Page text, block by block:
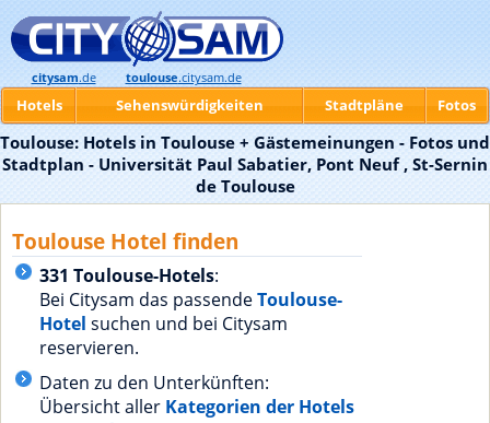
Toulouse: Hotels in Toulouse + Gästemeinungen - Fotos und
Stadtplan - Universität Paul Sabatier, Pont Neuf , St-Sernin
de Toulouse
Toulouse Hotel finden
331 Toulouse-Hotels:
Bei Citysam das passendeToulouse-
Hotel suchen und bei Citysam
reservieren.
Daten zu den Unterkünften:
Übersicht aller Kategorien der Hotels
citysam.de toulouse.citysam.de
Hotels Sehenswürdigkeiten Stadtpläne Fotos